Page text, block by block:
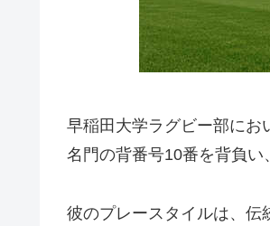
早稲田大学ラグビー部にお
名門の背番号10番を背負い
彼のプレースタイルは、伝